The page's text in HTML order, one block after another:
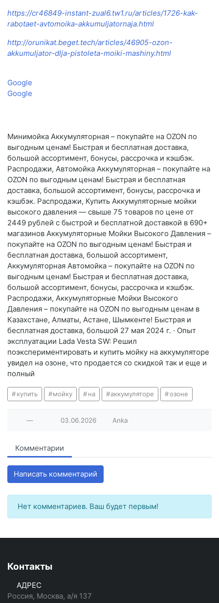
https://cr46849-instant-zual6.tw1.ru/articles/1726-kak-
rabotaet-avtomoika-akkumuljatornaja.html
http://orunikat.beget.tech/articles/46905-ozon-
akkumuljator-dlja-pistoleta-moiki-mashiny.html
Google
Google
Минимойка Аккумуляторная – покупайте на OZON по
выгодным ценам! Быстрая и бесплатная доставка,
большой ассортимент, бонусы, рассрочка и кэшбэк.
Распродажи, Автомойка Аккумуляторная – покупайте на
OZON по выгодным ценам! Быстрая и бесплатная
доставка, большой ассортимент, бонусы, рассрочка и
кэшбэк. Распродажи, Купить Аккумуляторные мойки
высокого давления — свыше 75 товаров по цене от
2449 рублей с быстрой и бесплатной доставкой в 690+
магазинов Аккумуляторные Мойки Высокого Давления –
покупайте на OZON по выгодным ценам! Быстрая и
бесплатная доставка, большой ассортимент,
Аккумуляторная Автомойка – покупайте на OZON по
выгодным ценам! Быстрая и бесплатная доставка,
большой ассортимент, бонусы, рассрочка и кэшбэк.
Распродажи, Аккумуляторные Мойки Высокого
Давления – покупайте на OZON по выгодным ценам в
Казахстане, Алматы, Астане, Шымкенте! Быстрая и
бесплатная доставка, большой 27 мая 2024 г. · Опыт
эксплуатации Lada Vesta SW: Решил
поэкспериментировать и купить мойку на аккумуляторе
увидел на озоне, что продается со скидкой так и еще и
полный
купить мойку на аккумуляторе озоне
— 03.06.2026 Anka
Комментарии
Написать комментарий
Нет комментариев. Ваш будет первым!
Контакты
АДРЕС
Россия, Москва, а/я 137